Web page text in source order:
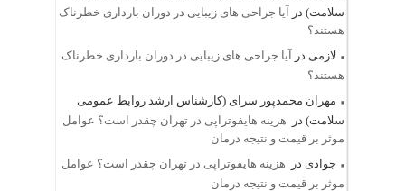
سلامت) در
آیا جراحی های زیبایی در دوران بارداری خطرناک
هستند؟
لازمی در
آیا جراحی های زیبایی در دوران بارداری خطرناک
هستند؟
مهران محمدپور سرای (کارشناس ارشد روابط عمومی
سلامت) در
هزینه هایفوتراپی در تهران چقدر است؟ عوامل
موثر بر قیمت و نتیجه درمان
جوادی در
هزینه هایفوتراپی در تهران چقدر است؟ عوامل
موثر بر قیمت و نتیجه درمان